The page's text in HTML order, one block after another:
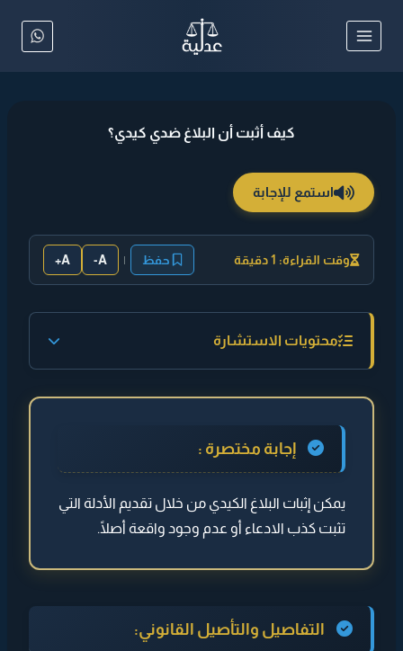
كيف أثبت أن البلاغ ضدي كيدي؟
استمع للإجابة
وقت القراءة: 1 دقيقة حفظ |
A-
A+
محتويات الاستشارة
◄ إجابة مختصرة :
◄ التفاصيل والتأصيل القانوني:
◄ طرق الإثبات
◄ مؤشرات البلاغ الكيدي
◄ الإجراءات
إجابة مختصرة :
يمكن إثبات البلاغ الكيدي من خلال تقديم الأدلة التي
تثبت كذب الادعاء أو عدم وجود واقعة أصلًا.
التفاصيل والتأصيل القانوني: